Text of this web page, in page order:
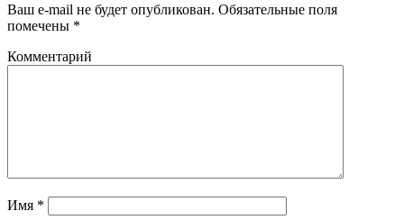
Ваш e-mail не будет опубликован. Обязательные поля
помечены *
Комментарий
Имя *